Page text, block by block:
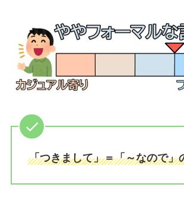
「つきまして」＝「～なので」